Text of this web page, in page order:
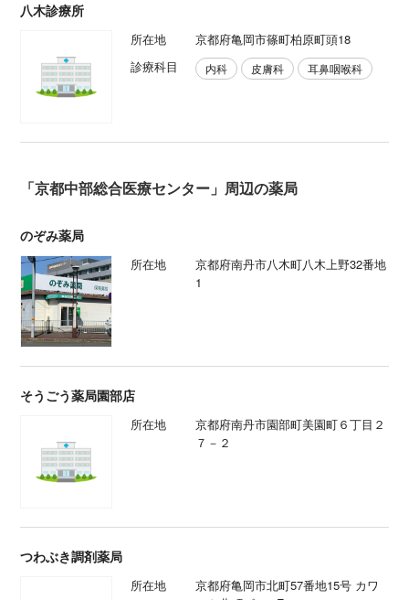
八木診療所
所在地
京都府亀岡市篠町柏原町頭18
診療科目
内科 皮膚科 耳鼻咽喉科
「京都中部総合医療センター」周辺の薬局
のぞみ薬局
所在地
京都府南丹市八木町八木上野32番地
1
そうごう薬局園部店
所在地
京都府南丹市園部町美園町６丁目２
７－２
つわぶき調剤薬局
所在地
京都府亀岡市北町57番地15号 カワ